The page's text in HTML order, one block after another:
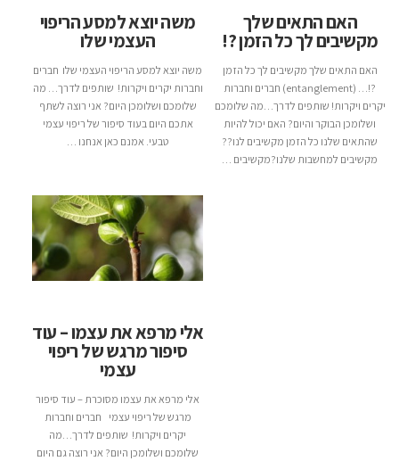
האם התאים שלך
מקשיבים לך כל הזמן ?!
האם התאים שלך מקשיבים לך כל הזמן
?!… (entanglement) חברים וחברות
יקרים ויקרות! שותפים לדרך…מה שלומכם
ושלומכן הבוקר והיום? האם יכול להיות
שהתאים שלנו כל הזמן מקשיבים לנו??
מקשיבים למחשבות שלנו?מקשיבים …
משה יוצא למסע הריפוי
העצמי שלו
משה יוצא למסע הריפוי העצמי שלו חברים
וחברות יקרים ויקרות! שותפים לדרך… מה
שלומכם ושלומכן היום? אני רוצה לשתף
אתכם היום בעוד סיפור של ריפוי עצמי
טבעי. אמנם כאן אנחנו …
אלי מרפא את עצמו – עוד
סיפור מרגש של ריפוי
עצמי
אלי מרפא את עצמו מסוכרת – עוד סיפור
מרגש של ריפוי עצמי חברים וחברות
יקרים ויקרות! שותפים לדרך…מה
שלומכם ושלומכן היום? אני רוצה גם היום